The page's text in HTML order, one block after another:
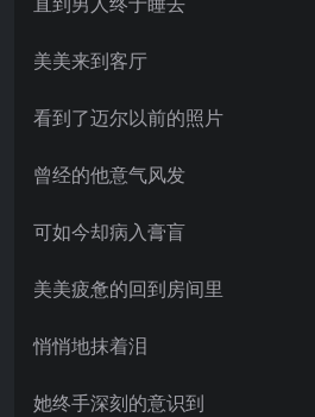
美美来到客厅
看到了迈尔以前的照片
曾经的他意气风发
可如今却病入膏盲
美美疲惫的回到房间里
悄悄地抹着泪
她终手深刻的意识到